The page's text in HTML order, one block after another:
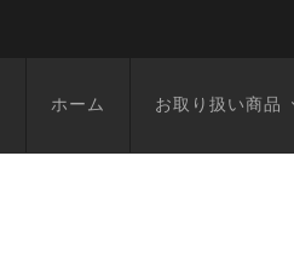
ホーム お取り扱い商品